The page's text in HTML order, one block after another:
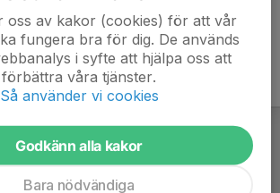
oss av kakor (cookies) för att vår
fungera bra för dig. De används
i syfte att hjälpa oss att
förbättra våra tjänster.
Så använder vi cookies
Godkänn alla kakor
Bara nödvändiga